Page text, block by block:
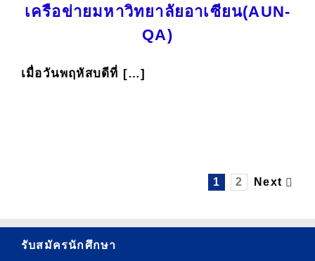
เครือข่ายมหาวิทยาลัยอาเซียน(AUN-
QA)
เมื่อวันพฤหัสบดีที่ […]
1 2 Next
รับสมัครนักศึกษา